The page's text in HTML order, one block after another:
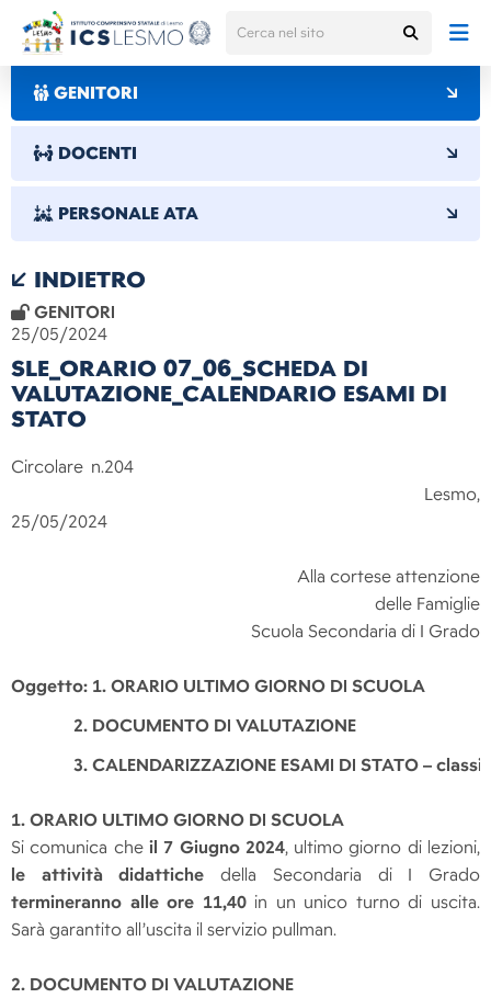
GENITORI
DOCENTI
PERSONALE ATA
INDIETRO
GENITORI
25/05/2024
SLE_ORARIO 07_06_SCHEDA DI
VALUTAZIONE_CALENDARIO ESAMI DI
STATO
Circolare n.204
Lesmo,
25/05/2024
Alla cortese attenzione
delle Famiglie
Scuola Secondaria di I Grado
Oggetto: 1. ORARIO ULTIMO GIORNO DI SCUOLA
2. DOCUMENTO DI VALUTAZIONE
3. CALENDARIZZAZIONE ESAMI DI STATO – classi
1. ORARIO ULTIMO GIORNO DI SCUOLA
Si comunica che il 7 Giugno 2024, ultimo giorno di lezioni,
le attività didattichedella Secondaria di I Grado
termineranno alle ore 11,40 in un unico turno di uscita.
Sarà garantito all’uscita il servizio pullman.
2. DOCUMENTO DI VALUTAZIONE